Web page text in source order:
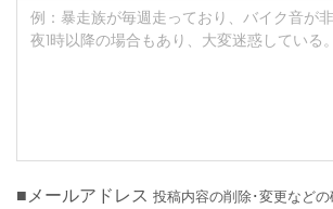
■メールアドレス 投稿内容の削除･変更などの